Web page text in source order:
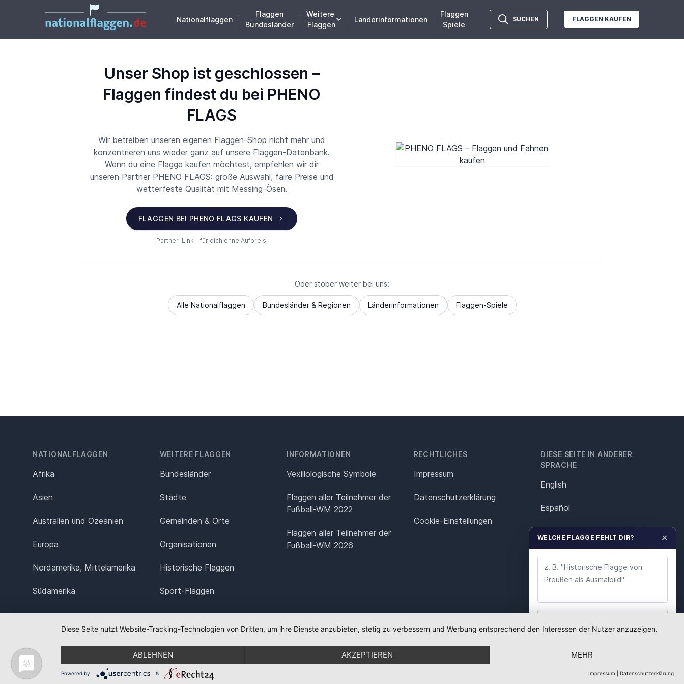
Nationalflaggen
Flaggen
Bundesländer
Weitere
Flaggen
Länderinformationen
Flaggen
Spiele
SUCHEN FLAGGEN KAUFEN
Unser Shop ist geschlossen –
Flaggen findest du bei PHENO
FLAGS
Wir betreiben unseren eigenen Flaggen-Shop nicht mehr und
konzentrieren uns wieder ganz auf unsere Flaggen-Datenbank.
Wenn du eine Flagge kaufen möchtest, empfehlen wir dir
unseren Partner PHENO FLAGS: große Auswahl, faire Preise und
wetterfeste Qualität mit Messing-Ösen.
FLAGGEN BEI PHENO FLAGS KAUFEN
Partner-Link – für dich ohne Aufpreis.
Oder stöber weiter bei uns:
Alle Nationalflaggen Bundesländer & Regionen Länderinformationen Flaggen-Spiele
NATIONALFLAGGEN
Afrika
Asien
Australien und Ozeanien
Europa
Nordamerika, Mittelamerika
Südamerika
WEITERE FLAGGEN
Bundesländer
Städte
Gemeinden & Orte
Organisationen
Historische Flaggen
Sport-Flaggen
INFORMATIONEN
Vexillologische Symbole
Flaggen aller Teilnehmer der
Fußball-WM 2022
Flaggen aller Teilnehmer der
Fußball-WM 2026
RECHTLICHES
Impressum
Datenschutz­erklärung
Cookie-Einstellungen
DIESE SEITE IN ANDERER
SPRACHE
English
Español
Italiano
Polska
Português
Nederlands
WELCHE FLAGGE FEHLT DIR? ✕
Diese Seite nutzt Website-Tracking-Technologien von Dritten, um ihre Dienste anzubieten, stetig zu verbessern und Werbung entsprechend den Interessen der Nutzer anzuzeigen.
ABLEHNEN AKZEPTIEREN MEHR
Powered by & Impressum Datenschutzerklärung